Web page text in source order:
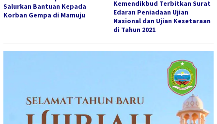
Salurkan Bantuan Kepada
Korban Gempa di Mamuju
Kemendikbud Terbitkan Surat
Edaran Peniadaan Ujian
Nasional dan Ujian Kesetaraan
di Tahun 2021